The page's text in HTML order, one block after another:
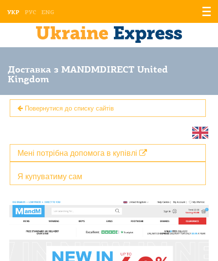
УКР РУС ENG
Доставка з MANDMDIRECT United
Kingdom
Повернутися до списку сайтів
Я купуватиму сам
Мені потрібна допомога в купівлі